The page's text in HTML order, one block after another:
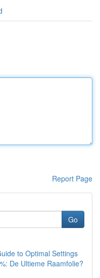
Report Page
Go
to Optimal Settings
De Ultieme Raamfolie?